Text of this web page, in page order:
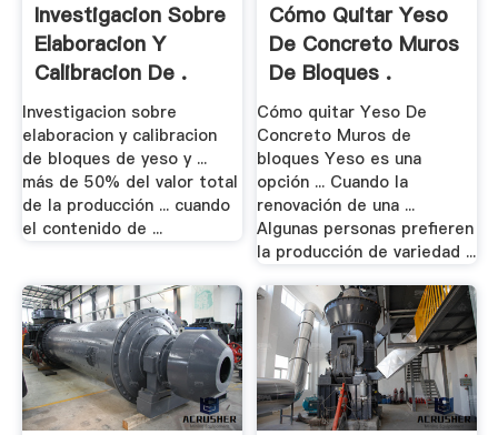
Investigacion Sobre
Elaboracion Y
Calibracion De .
Investigacion sobre
elaboracion y calibracion
de bloques de yeso y ...
más de 50% del valor total
de la producción ... cuando
el contenido de ...
Cómo Quitar Yeso
De Concreto Muros
De Bloques .
Cómo quitar Yeso De
Concreto Muros de
bloques Yeso es una
opción ... Cuando la
renovación de una ...
Algunas personas prefieren
la producción de variedad ...